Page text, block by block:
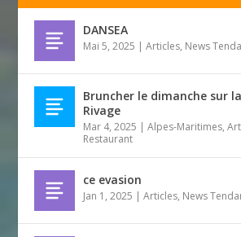
DANSEA
Mai 5, 2025 |Articles, News
Bruncher le dimanche sur
Rivage
Mar 4, 2025 |Alpes-Maritimes,
Restaurant
ce evasion
Jan 1, 2025 |Articles, News